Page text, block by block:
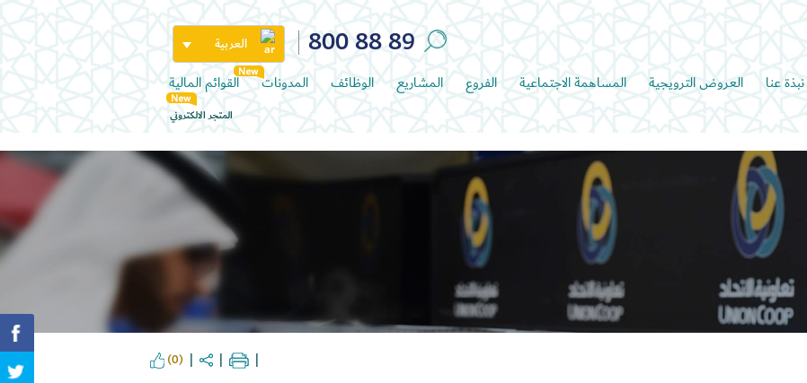
800 88 89 العربية
نبذة عنا العروض الترويجية المساهمة الاجتماعية الفروع المشاريع الوظائف المدونات القوائم المالية
المتجر الالكتروني
(0)